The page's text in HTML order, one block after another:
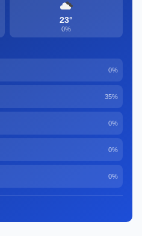
23°
0%
0%
35%
0%
0%
0%